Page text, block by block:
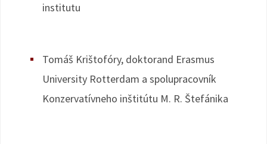
institutu
Tomáš Krištofóry, doktorand Erasmus
University Rotterdam a spolupracovník
Konzervatívneho inštitútu M. R. Štefánika